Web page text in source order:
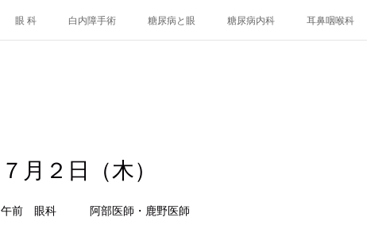
眼 科 白内障手術 糖尿病と眼 糖尿病内科 耳鼻咽喉科
７月２日（木）
午前 眼科 阿部医師・鹿野医師